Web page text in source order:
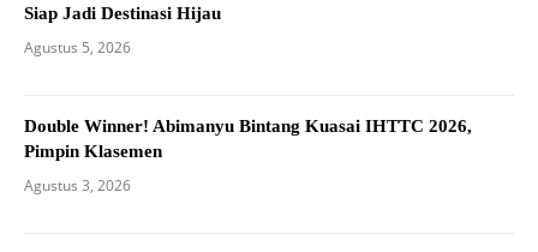
Siap Jadi Destinasi Hijau
Agustus 5, 2026
Double Winner! Abimanyu Bintang Kuasai IHTTC 2026,
Pimpin Klasemen
Agustus 3, 2026